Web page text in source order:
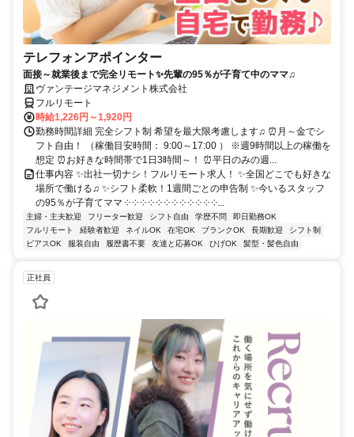
テレフォンアポインター
面接～就業後まで完全リモート✨先輩の95％が子育て中のママ♫
ヴァンテージマネジメント株式会社
フルリモート
時給1,226円～1,920円
勤務時間詳細 完全シフト制 希望を最大限考慮します♫ ⏰月～金でシ
フト自由！ （稼働目安時間： 9:00～17:00 ） ※週9時間以上の稼働を
想定 ⏰お好きな時間帯で1日3時間～！ ⏰平日のみの週...
仕事内容 ✨出社一切ナシ！フルリモート求人！ ✨全国どこでも好きな
場所で働ける♫ ✨シフト柔軟！1週間ごとの申告制 ✨今いるスタッフ
の95％が子育てママ ༶ ༶ ༶ ༶ ༶ ༶ ༶ ༶ ༶ ༶ ༶ ༶...
主婦・主夫歓迎 フリーター歓迎 シフト自由 学歴不問
即日勤務OK
フルリモート
経験者歓迎 ネイルOK 在宅OK ブランクOK 長期歓迎
シフト制
ピアスOK
服装自由 履歴書不要 友達と応募OK ひげOK 髪型・髪色自由
正社員